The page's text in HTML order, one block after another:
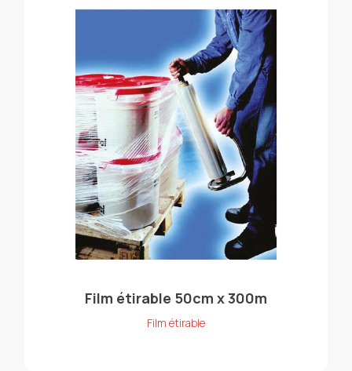
Film étirable 50cm x 300m
Film étirable